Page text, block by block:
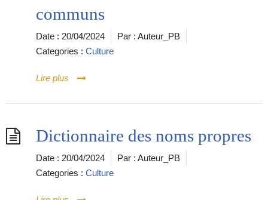
communs
Date : 20/04/2024 Par : Auteur_PB
Categories : Culture
Lire plus
Dictionnaire des noms propres
Date : 20/04/2024 Par : Auteur_PB
Categories : Culture